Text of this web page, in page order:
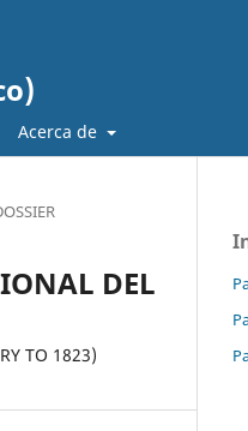
Acerca de
DEL
TO 1823)